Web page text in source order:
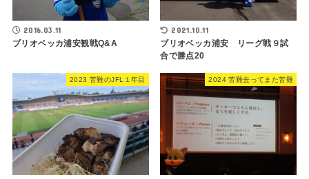
2016.03.11
ブリオベッカ浦安観戦Q&A
2021.10.11
ブリオベッカ浦安 リーグ戦９試
合で勝点20
2023 苦難のJFL１年目 2024 苦難去ってまた苦難